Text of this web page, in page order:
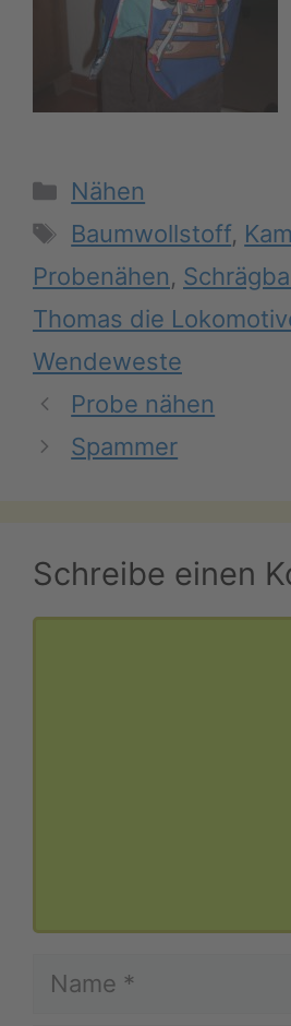
Kategorien
Nähen
Schlagwörter
Baumwollstoff,
Probenähen,
Thomas die
Wendeweste
Probe nähen
Spammer
Schreibe einen
Name